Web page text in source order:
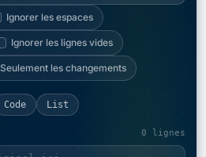
Ignorer les espaces
Ignorer les lignes vides
Seulement les changements
Code List
0 lignes